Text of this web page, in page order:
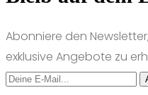
Abonniere den
exklusive Angebote zu